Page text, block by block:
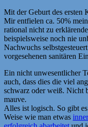
Mit der Geburt des ersten
Mir entfielen ca. 50%
rational nicht zu
beispielsweise noch nie
Nachwuchs
vorgesehenen sanitären
Ein nicht unwesentlicher
auch, dass dies die viel
schwarz oder weiß. Nicht
mauve.
Alles ist logisch. So gibt
Weise wie man etwas